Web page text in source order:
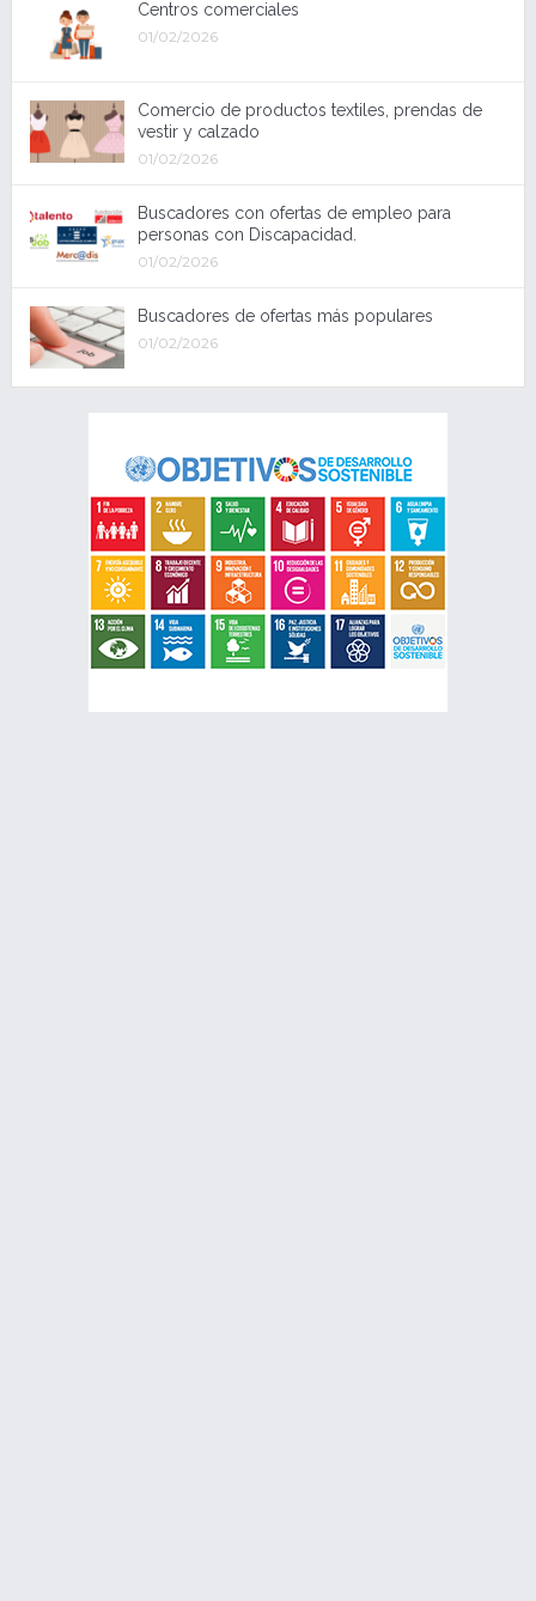
Centros comerciales
01/02/2026
Comercio de productos textiles, prendas de
vestir y calzado
01/02/2026
Buscadores con ofertas de empleo para
personas con Discapacidad.
01/02/2026
Buscadores de ofertas más populares
01/02/2026